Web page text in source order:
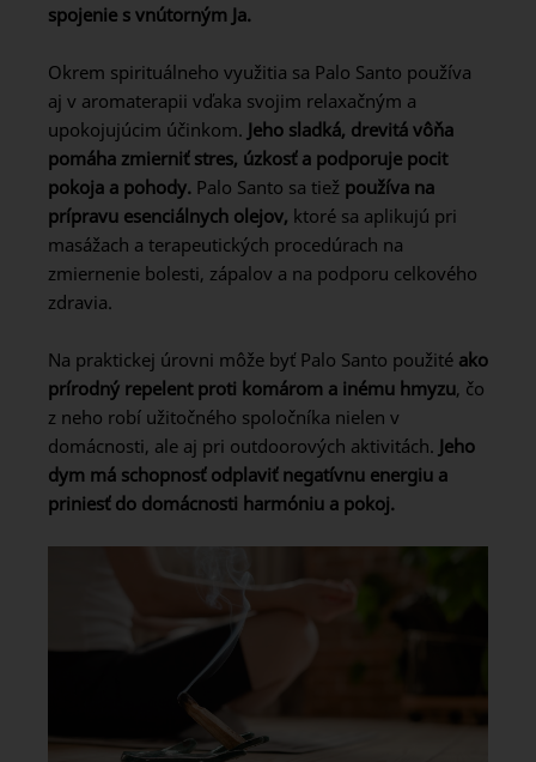
spojenie s vnútorným Ja.
Okrem spirituálneho využitia sa Palo Santo používa
aj v aromaterapii vďaka svojim relaxačným a
upokojujúcim účinkom. Jeho sladká, drevitá vôňa
pomáha zmierniť stres, úzkosť a podporuje pocit
pokoja a pohody. Palo Santo sa tiež používa na
prípravu esenciálnych olejov, ktoré sa aplikujú pri
masážach a terapeutických procedúrach na
zmiernenie bolesti, zápalov a na podporu celkového
zdravia.
Na praktickej úrovni môže byť Palo Santo použité ako
prírodný repelent proti komárom a inému hmyzu, čo
z neho robí užitočného spoločníka nielen v
domácnosti, ale aj pri outdoorových aktivitách. Jeho
dym má schopnosť odplaviť negatívnu energiu a
priniesť do domácnosti harmóniu a pokoj.